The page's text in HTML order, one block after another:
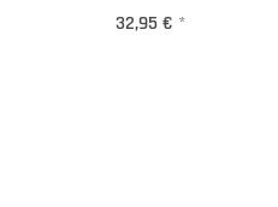
32,95 € *